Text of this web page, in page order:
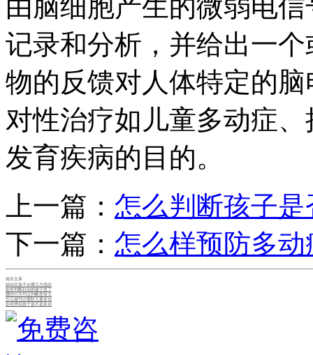
由脑细胞产生的微弱电
记录和分析，并给出一
物的反馈对人体特定的
对性治疗如儿童多动症
发育疾病的目的。
上一篇： 怎么判断孩子
下一篇： 怎么样预防多动
相关文章
抽动症孩子从哪几方面的
如何判断好动的孩子患了
哪些行为可以判断患有儿
怎么做可以预防儿童多动
如何辨别孩子是不是多动